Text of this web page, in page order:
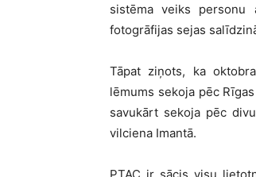
sistēma veiks personu
fotogrāfijas sejas
Tāpat ziņots, ka
lēmums sekoja pēc
savukārt sekoja pēc
vilciena Imantā.
PTAC ir sācis visu